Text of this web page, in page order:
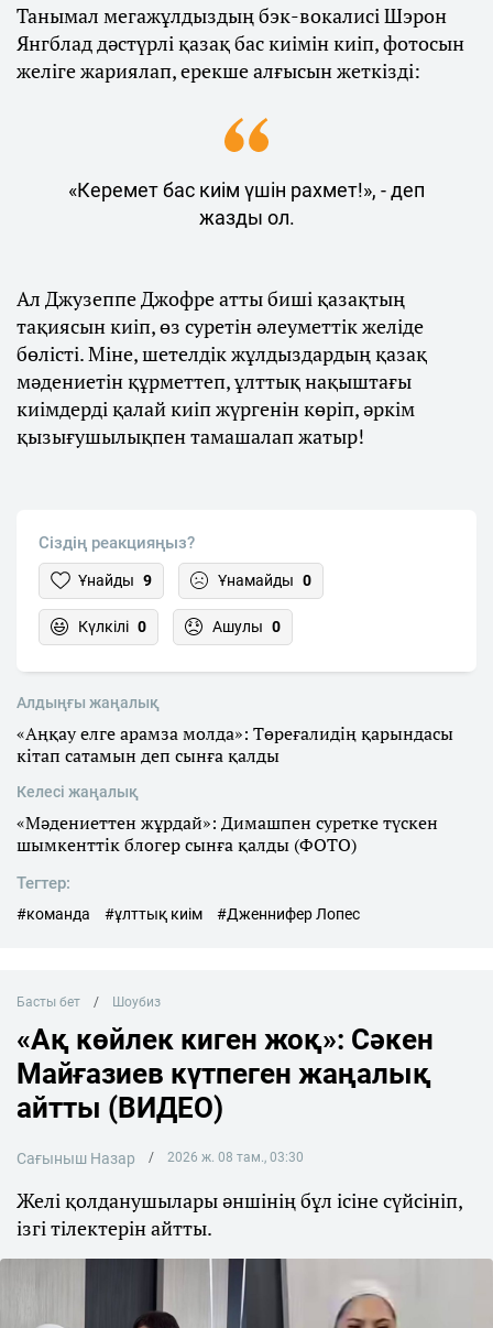
Танымал мегажұлдыздың бэк-вокалисі Шэрон
Янгблад дәстүрлі қазақ бас киімін киіп, фотосын
желіге жариялап, ерекше алғысын жеткізді:
«Керемет бас киім үшін рахмет!», - деп
жазды ол.
Ал Джузеппе Джофре атты биші қазақтың
тақиясын киіп, өз суретін әлеуметтік желіде
бөлісті. Міне, шетелдік жұлдыздардың қазақ
мәдениетін құрметтеп, ұлттық нақыштағы
киімдерді қалай киіп жүргенін көріп, әркім
қызығушылықпен тамашалап жатыр!
Сіздің реакцияңыз?
Ұнайды 9 Ұнамайды 0
Күлкілі 0 Ашулы 0
Алдыңғы жаңалық
«Аңқау елге арамза молда»: Төреғалидің қарындасы
кітап сатамын деп сынға қалды
Келесі жаңалық
«Мәдениеттен жұрдай»: Димашпен суретке түскен
шымкенттік блогер сынға қалды (ФОТО)
Тегтер:
#команда #ұлттық киім #Дженнифер Лопес
Басты бет Шоубиз
«Ақ көйлек киген жоқ»: Сәкен
Майғазиев күтпеген жаңалық
айтты (ВИДЕО)
Сағыныш Назар 2026 ж. 08 там., 03:30
Желі қолданушылары әншінің бұл ісіне сүйсініп,
ізгі тілектерін айтты.